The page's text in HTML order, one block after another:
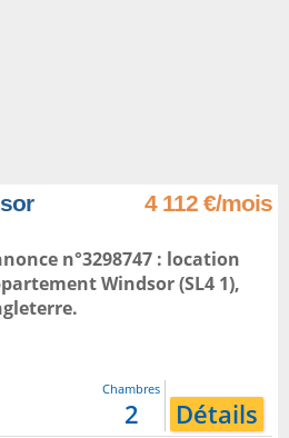
4 112 €/mois
n°3298747 : location
Windsor(SL4 1),
.
Chambres
2 Détails